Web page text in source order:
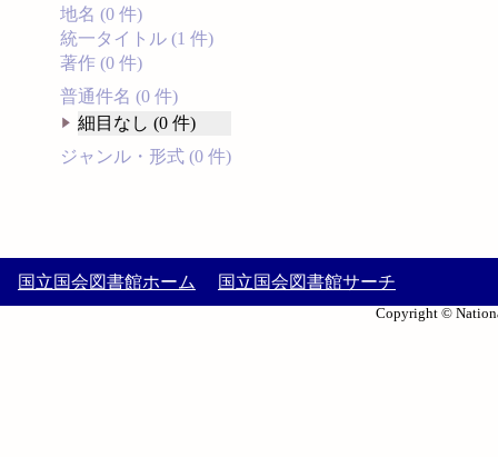
地名 (0 件)
統一タイトル (1 件)
著作 (0 件)
普通件名 (0 件)
細目なし (0 件)
ジャンル・形式 (0 件)
国立国会図書館ホーム 国立国会図書館サーチ
Copyright ©